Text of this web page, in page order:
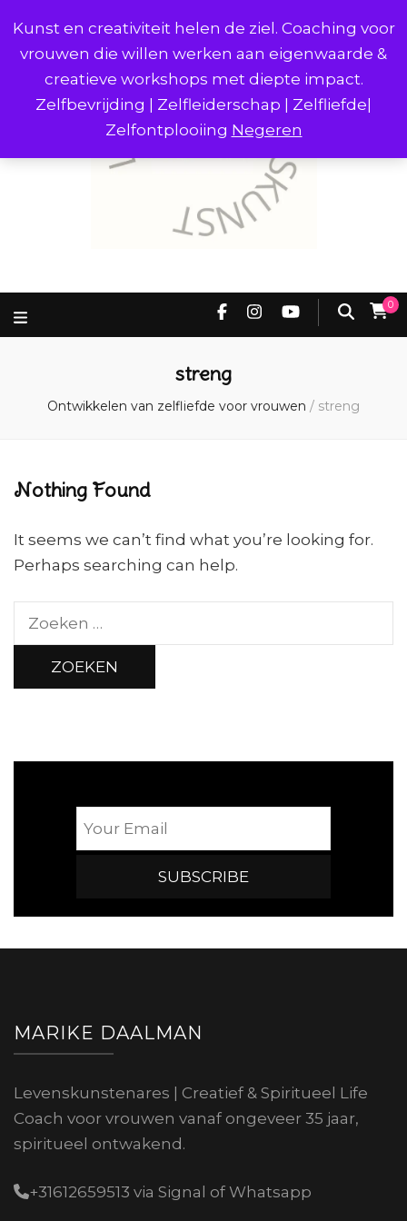
Kunst en creativiteit helen de ziel. Coaching voor
vrouwen die willen werken aan eigenwaarde &
creatieve workshops met diepte impact.
Zelfbevrijding | Zelfleiderschap | Zelfliefde|
Zelfontplooiing Negeren
0
streng
Ontwikkelen van zelfliefde voor vrouwen / streng
Nothing Found
It seems we can’t find what you’re looking for.
Perhaps searching can help.
Zoeken
MARIKE DAALMAN
Levenskunstenares | Creatief & Spiritueel Life
Coach voor vrouwen vanaf ongeveer 35 jaar,
spiritueel ontwakend.
+31612659513 via Signal of Whatsapp